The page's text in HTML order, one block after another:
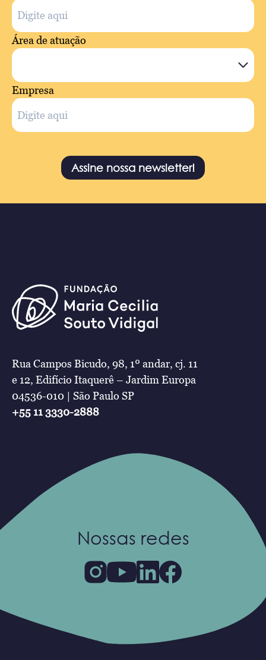
Área de atuação
Empresa
Assine nossa newsletter!
Rua Campos Bicudo, 98, 1º andar, cj. 11
e 12, Edifício Itaquerê – Jardim Europa
04536-010 | São Paulo SP
+55 11 3330-2888
Nossas redes